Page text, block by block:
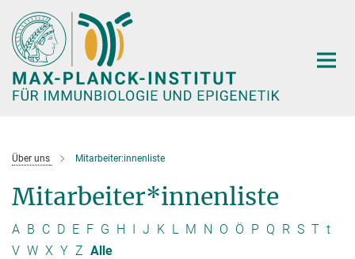
Hauptinhalt
Über uns Mitarbeiter:innenliste
Mitarbeiter*innenliste
A B C D E F G H I J K L M N O Ö P Q R S T t
V W X Y Z Alle